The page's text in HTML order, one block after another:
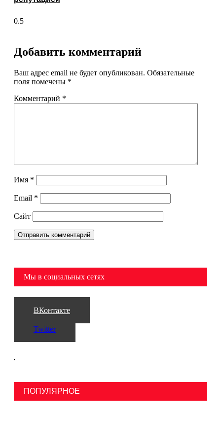
Добавить комментарий
Ваш адрес email не будет опубликован. Обязательные
поля помечены *
Комментарий *
Имя *
Email *
Сайт
Мы в социальных сетях
ВКонтакте
Twitter
ПОПУЛЯРНОЕ